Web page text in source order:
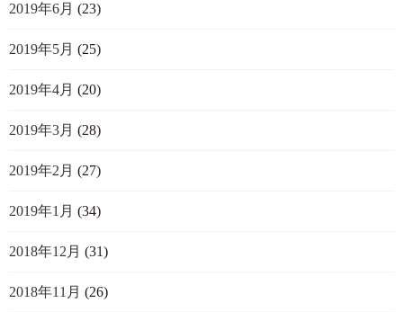
2019年6月 (23)
2019年5月 (25)
2019年4月 (20)
2019年3月 (28)
2019年2月 (27)
2019年1月 (34)
2018年12月 (31)
2018年11月 (26)